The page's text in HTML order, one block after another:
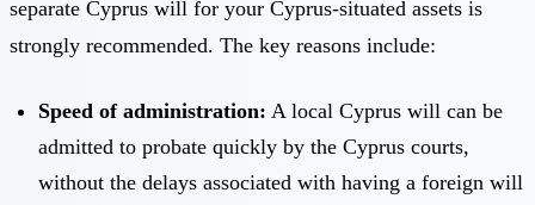
separate Cyprus will for your Cyprus-situated assets is
strongly recommended. The key reasons include:
Speed of administration: A local Cyprus will can be
admitted to probate quickly by the Cyprus courts,
without the delays associated with having a foreign will